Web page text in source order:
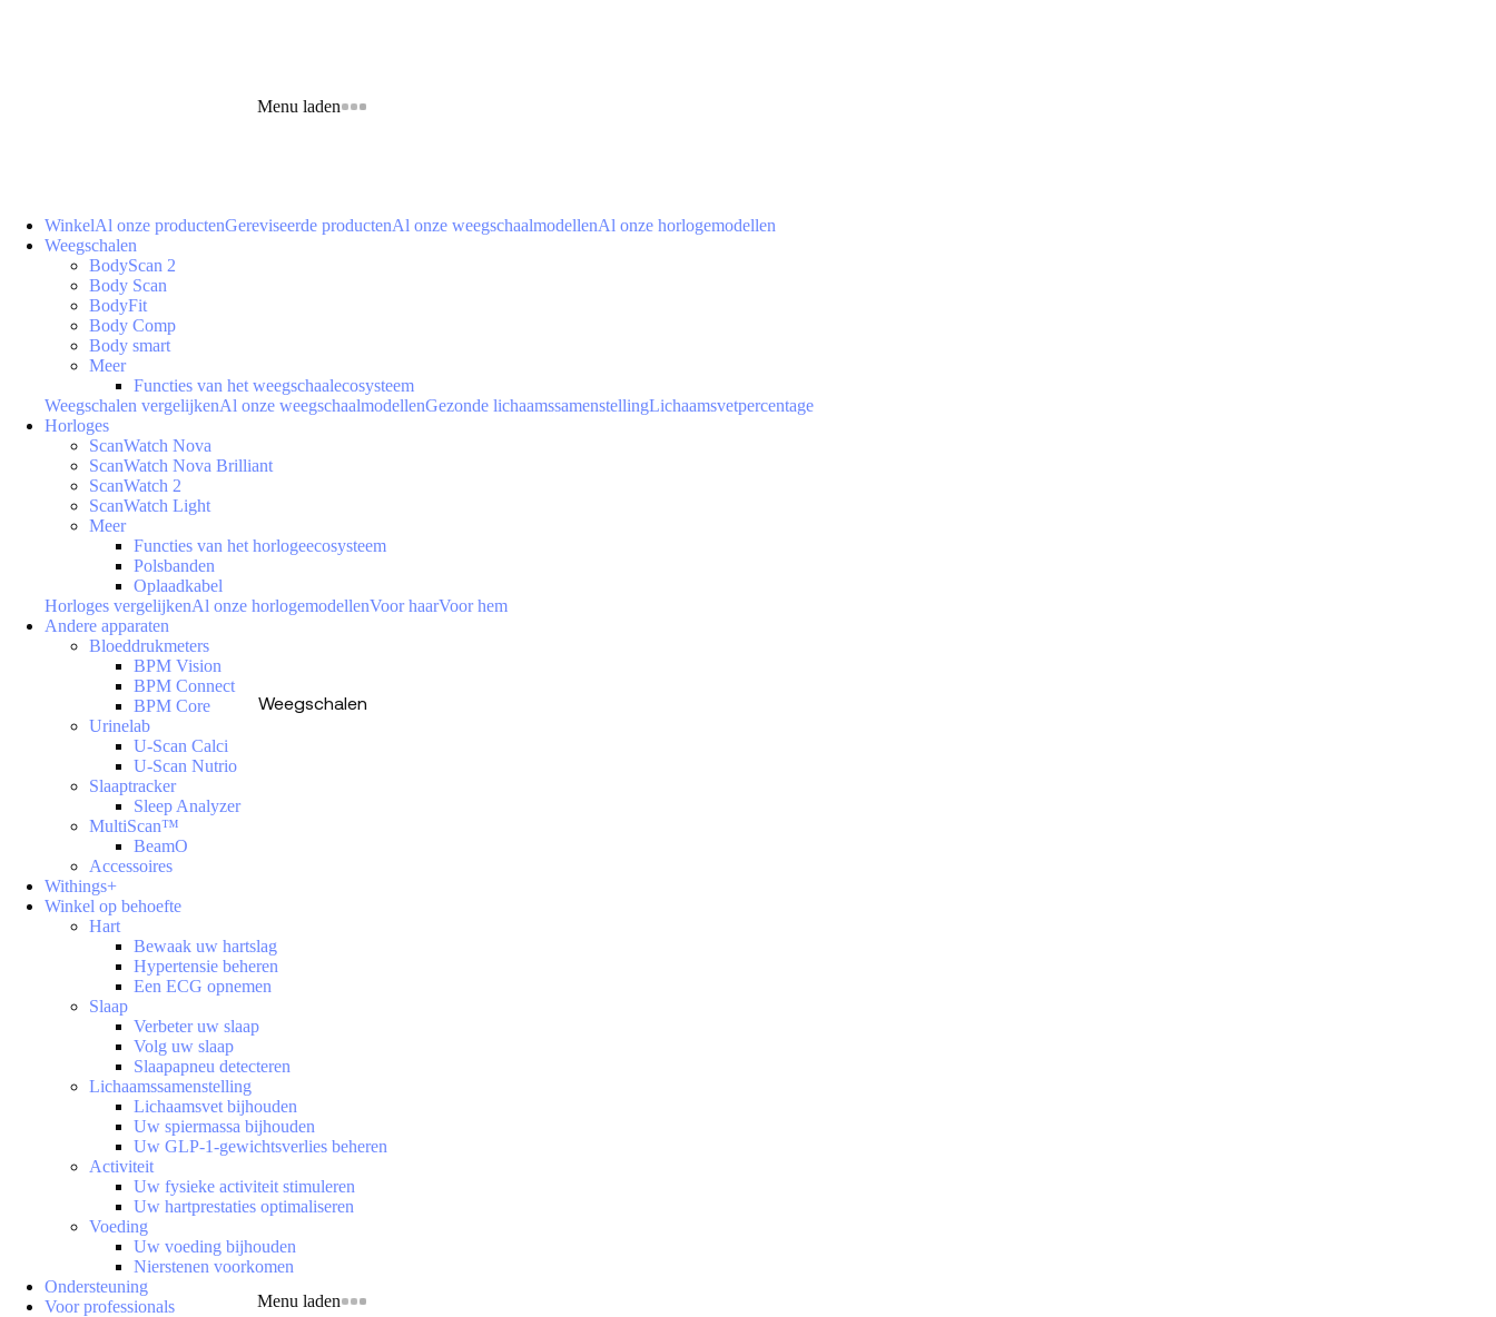
Menu laden
Weegschalen
Menu laden
WinkelAl onze productenGereviseerde productenAl onze weegschaalmodellenAl onze horlogemodellen
Weegschalen
BodyScan 2
Body Scan
BodyFit
Body Comp
Body smart
Meer
Functies van het weegschaalecosysteem
Weegschalen vergelijkenAl onze weegschaalmodellenGezonde lichaamssamenstellingLichaamsvetpercentage
Horloges
ScanWatch Nova
ScanWatch Nova Brilliant
ScanWatch 2
ScanWatch Light
Meer
Functies van het horlogeecosysteem
Polsbanden
Oplaadkabel
Horloges vergelijkenAl onze horlogemodellenVoor haarVoor hem
Andere apparaten
Bloeddrukmeters
BPM Vision
BPM Connect
BPM Core
Urinelab
U-Scan Calci
U-Scan Nutrio
Slaaptracker
Sleep Analyzer
MultiScan™
BeamO
Accessoires
Withings+
Winkel op behoefte
Hart
Bewaak uw hartslag
Hypertensie beheren
Een ECG opnemen
Slaap
Verbeter uw slaap
Volg uw slaap
Slaapapneu detecteren
Lichaamssamenstelling
Lichaamsvet bijhouden
Uw spiermassa bijhouden
Uw GLP-1-gewichtsverlies beheren
Activiteit
Uw fysieke activiteit stimuleren
Uw hartprestaties optimaliseren
Voeding
Uw voeding bijhouden
Nierstenen voorkomen
Ondersteuning
Voor professionals